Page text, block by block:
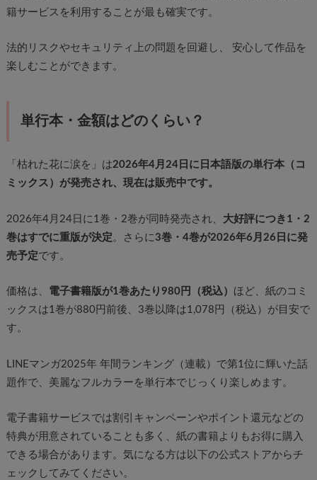
籍サービスを利用することが最も確実です。​
法的リスクやセキュリティ上の問題を回避し、 安心して作品を
楽しむことができます。
単行本・金額はどのくらい？
「枯れた花に涙を」は2026年4月24日に日本語版の単行本（コ
ミックス）が発売され、現在は販売中です。
2026年4月24日に1巻・2巻が同時発売され、 大好評につき1・2
巻はすでに重版が決定 。さらに3巻・4巻が2026年6月26日に発
売予定です。
価格は、 電子書籍版が1巻あたり980円（税込） ほど、紙のコミ
ックスは1巻が880円前後、3巻以降は1,078円（税込）が目安で
す。
LINEマンガ2025年 年間ランキング（連載）で第1位に輝いた話
題作で、美麗なフルカラーを単行本でじっくり楽しめます。
電子書籍サービスでは割引キャンペーンやポイント還元などの
特典が用意されていることも多く、 紙の書籍よりもお得に購入
できる場合があります。 気になる方は以下の公式ストアからチ
ェックしてみてください。